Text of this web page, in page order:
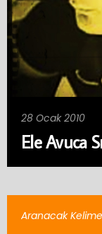
28 Ocak 2010
Ele Avuca